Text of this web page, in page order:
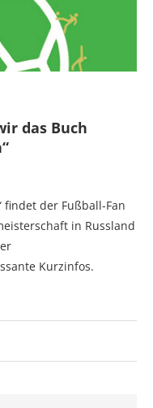
das Buch
findet der Fußball-Fan
in Russland
Kurzinfos.